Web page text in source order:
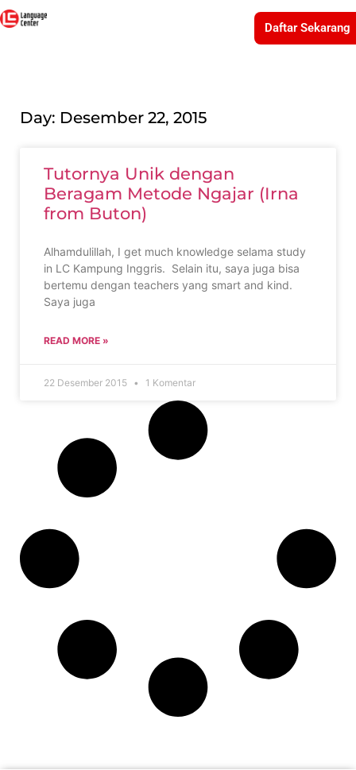
Daftar Sekarang
Day: Desember 22, 2015
Tutornya Unik dengan
Beragam Metode Ngajar (Irna
from Buton)
Alhamdulillah, I get much knowledge selama study
in LC Kampung Inggris. Selain itu, saya juga bisa
bertemu dengan teachers yang smart and kind.
Saya juga
READ MORE »
22 Desember 2015 1 Komentar